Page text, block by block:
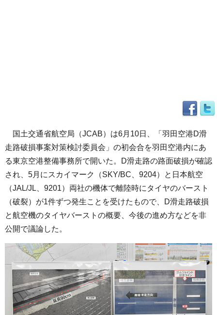
国土交通省航空局（JCAB）は6月10日、「羽田空港D滑
走路破損事案対策検討委員会」の初会合を羽田空港内にあ
る東京空港整備事務所で開いた。D滑走路の路面破損が確認
され、5月にスカイマーク（SKY/BC、9204）と日本航空
（JAL/JL、9201）両社の機体で離陸時にタイヤのバースト
（破裂）が1件ずつ発生ことを受けたもので、D滑走路破損
と航空機のタイヤバーストの概要、今後の進め方などを非
公開で議論した。